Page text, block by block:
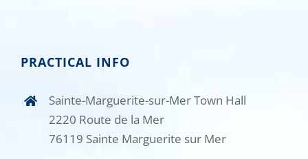
PRACTICAL INFO
Sainte-Marguerite-sur-Mer Town Hall
2220 Route de la Mer
76119 Sainte Marguerite sur Mer